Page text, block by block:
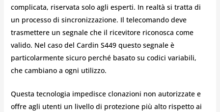
complicata, riservata solo agli esperti. In realtà si tratta di
un processo di sincronizzazione. Il telecomando deve
trasmettere un segnale che il ricevitore riconosca come
valido. Nel caso del Cardin S449 questo segnale è
particolarmente sicuro perché basato su codici variabili,
che cambiano a ogni utilizzo.
Questa tecnologia impedisce clonazioni non autorizzate e
offre agli utenti un livello di protezione più alto rispetto ai